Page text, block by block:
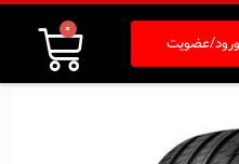
ورود/عضویت
0